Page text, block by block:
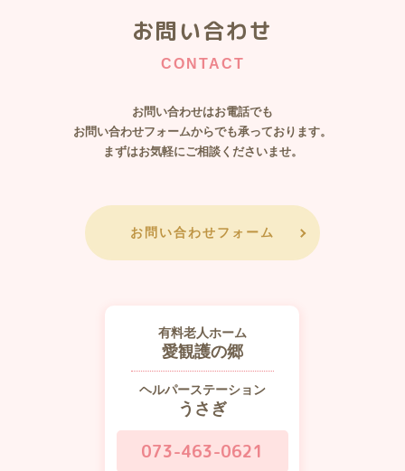
お問い合わせ
CONTACT
お問い合わせはお電話でも
​​​​​​​お問い合わせフォームからでも承っております。
まずはお気軽にご相談くださいませ。
お問い合わせフォーム
有料老人ホーム
愛観護の郷
ヘルパーステーション
うさぎ
073-463-0621